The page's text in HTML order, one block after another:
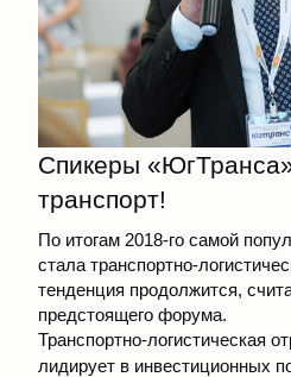
Спикеры
транспорт!
По итогам 2018-го самой
стала транспортно-
тенденция продолжится,
предстоящего форума.
Транспортно-логистическая
лидирует в инвестиционных